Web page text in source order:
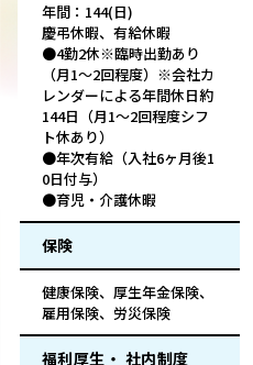
年間：144(日)
慶弔休暇、有給休暇
●4勤2休※臨時出勤あり
（月1～2回程度）※会社カ
レンダーによる年間休日約
144日（月1～2回程度シフ
ト休あり）
●年次有給（入社6ヶ月後1
0日付与）
●育児・介護休暇
保険
健康保険、厚生年金保険、
雇用保険、労災保険
福利厚生・ 社内制度